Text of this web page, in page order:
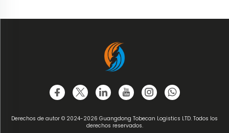
Derechos de autor © 2024-2026 Guangdong Tobecan Logistics LTD. Todos los
derechos reservados.